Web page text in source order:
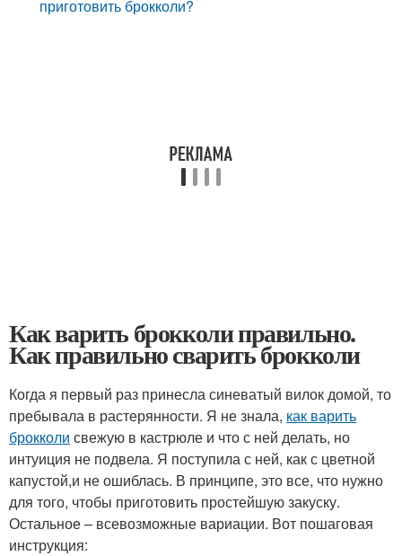
приготовить брокколи?
Как варить брокколи правильно.
Как правильно сварить брокколи
Когда я первый раз принесла синеватый вилок домой, то
пребывала в растерянности. Я не знала, как варить
брокколи свежую в кастрюле и что с ней делать, но
интуиция не подвела. Я поступила с ней, как с цветной
капустой,и не ошиблась. В принципе, это все, что нужно
для того, чтобы приготовить простейшую закуску.
Остальное – всевозможные вариации. Вот пошаговая
инструкция: